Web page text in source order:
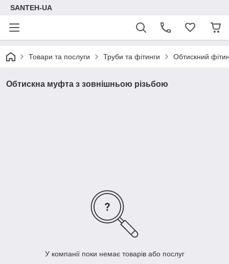
SANTEH-UA
Товари та послуги Труби та фітинги Обтискний
Обтискна муфта з зовнішньою різьбою
У компанії поки немає товарів або послуг